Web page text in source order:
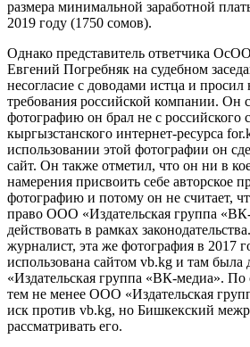
размера минимальной заработной
2019 году (1750 сомов).
Однако представитель ответчика
Евгений Погребняк на судебном
несогласие с доводами истца и просил
требования российской компании. Он
фотографию он брал не с российского
кыргызстанского интернет-ресурса
использовании этой фотографии он
сайт. Он также отметил, что он ни в
намерения присвоить себе авторское
фотографию и потому он не считает,
право ООО «Издательская группа
действовать в рамках
журналист, эта же фотография в 2017
использована сайтом vb.kg и там
«Издательская группа «ВК-медиа».
тем не менее ООО «Издательская
иск против vb.kg, но Бишкекский
рассматривать его.